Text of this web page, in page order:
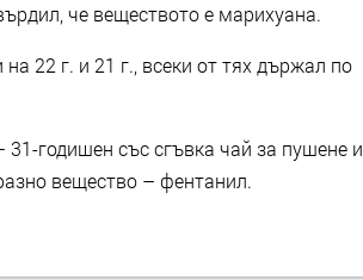
че веществото е марихуана.
22 г. и 21 г., всеки от тях държал по
годишен със сгъвка чай за пушене и
вещество – фентанил.